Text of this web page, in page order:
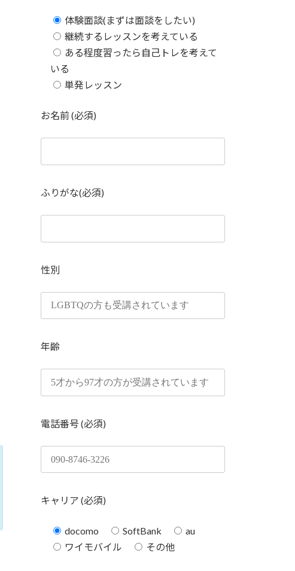
体験面談(まずは面談をしたい)
継続するレッスンを考えている
ある程度習ったら自己トレを考えて
いる
単発レッスン
お名前 (必須)
ふりがな(必須)
性別
年齢
電話番号 (必須)
キャリア (必須)
docomo SoftBank
au
ワイモバイル
その他